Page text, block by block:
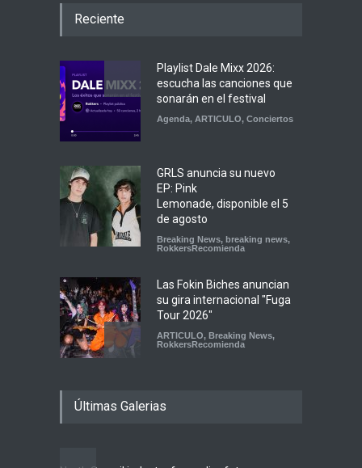
Reciente
Playlist Dale Mixx 2026:
escucha las canciones que
sonarán en el festival
Agenda, ARTICULO, Conciertos
GRLS anuncia su nuevo
EP: Pink
Lemonade, disponible el 5
de agosto
Breaking News, breaking news,
RokkersRecomienda
Las Fokin Biches anuncian
su gira internacional "Fuga
Tour 2026"
ARTICULO, Breaking News,
RokkersRecomienda
nuevo de Psychedelic Porn
Últimas Galerias